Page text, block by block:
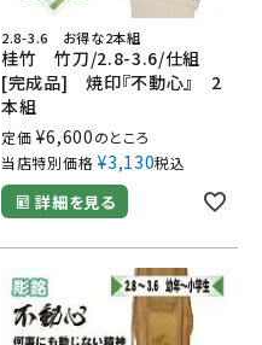
2.8-3.6 お得な2本組
桂竹 竹刀/2.8-3.6/仕組
[完成品] 焼印『不動心』 2
本組
定価 ¥6,600のところ
当店特別価格 ¥3,130税込
詳細を見る